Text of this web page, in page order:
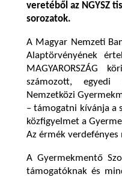
veretéből az NGYSZ
sorozatok.
A Magyar Nemzeti
Alaptörvényének
számozott, egyedi
Nemzetközi
– támogatni kívánja a
közfigyelmet a
Az érmék verdefényes
A Gyermekmentő
támogatóknak és